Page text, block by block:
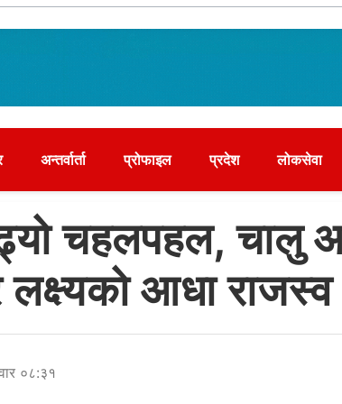
अन्तर्वार्ता प्रोफाइल प्रदेश लोकसेवा
चहलपहल, चालु
लक्ष्यको आधा
०८:३१